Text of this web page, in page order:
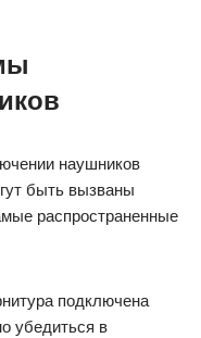
наушников
быть вызваны
распространенные
подключена
убедиться в